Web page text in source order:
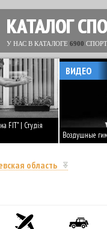
КАТАЛОГ
У НАС В КАТАЛОГЕ 6900
FIT" | Студія
Воздушные
ВИДЕО
область